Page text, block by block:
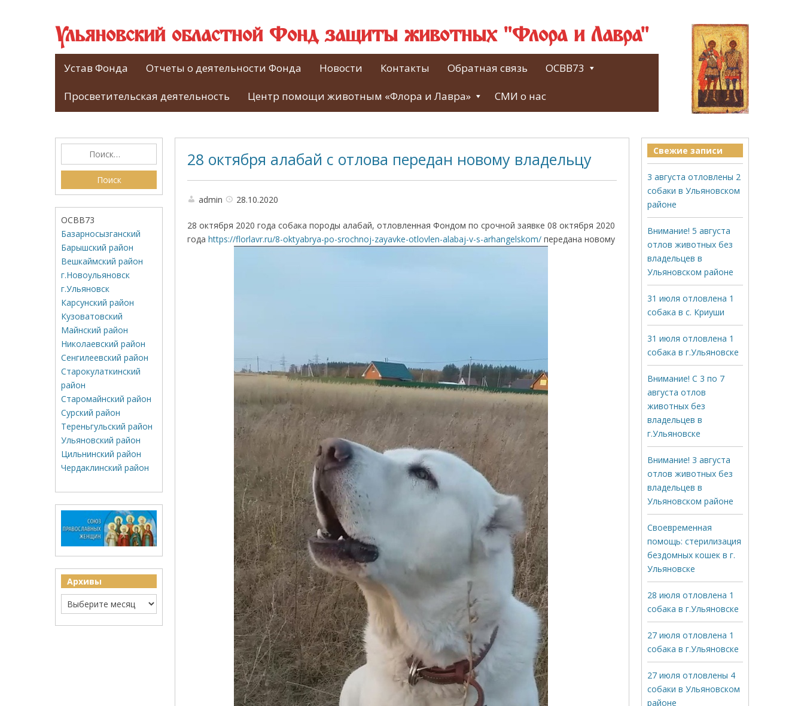
Ульяновский областной Фонд защиты животных "Флора и Лавра"
Устав Фонда Отчеты о деятельности Фонда Новости Контакты Обратная связь ОСВВ73
Просветительская деятельность Центр помощи животным «Флора и Лавра» СМИ о нас
28 октября алабай с отлова передан новому владельцу
admin 28.10.2020
28 октября 2020 года собака породы алабай, отловленная Фондом по срочной заявке 08 октября 2020
года https://florlavr.ru/8-oktyabrya-po-srochnoj-zayavke-otlovlen-alabaj-v-s-arhangelskom/ передана новому
ОСВВ73
Базарносызганский
Барышский район
Вешкаймский район
г.Новоульяновск
г.Ульяновск
Карсунский район
Кузоватовский
Майнский район
Николаевский район
Сенгилеевский район
Старокулаткинский
район
Старомайнский район
Сурский район
Тереньгульский район
Ульяновский район
Цильнинский район
Чердаклинский район
Архивы
Свежие записи
3 августа отловлены 2
собаки в Ульяновском
районе
Внимание! 5 августа
отлов животных без
владельцев в
Ульяновском районе
31 июля отловлена 1
собака в с. Криуши
31 июля отловлена 1
собака в г.Ульяновске
Внимание! С 3 по 7
августа отлов
животных без
владельцев в
г.Ульяновске
Внимание! 3 августа
отлов животных без
владельцев в
Ульяновском районе
Своевременная
помощь: стерилизация
бездомных кошек в г.
Ульяновске
28 июля отловлена 1
собака в г.Ульяновске
27 июля отловлена 1
собака в г.Ульяновске
27 июля отловлены 4
собаки в Ульяновском
районе